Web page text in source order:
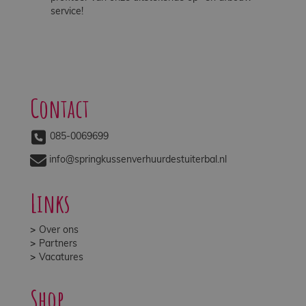
service!
Contact
085-0069699
info@springkussenverhuurdestuiterbal.nl
Links
Over ons
Partners
Vacatures
Shop